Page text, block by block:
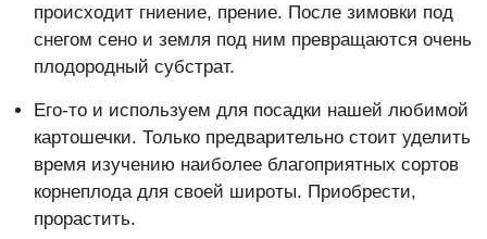
происходит гниение, прение. После зимовки под
снегом сено и земля под ним превращаются очень
плодородный субстрат.
Его-то и используем для посадки нашей любимой
картошечки. Только предварительно стоит уделить
время изучению наиболее благоприятных сортов
корнеплода для своей широты. Приобрести,
прорастить.